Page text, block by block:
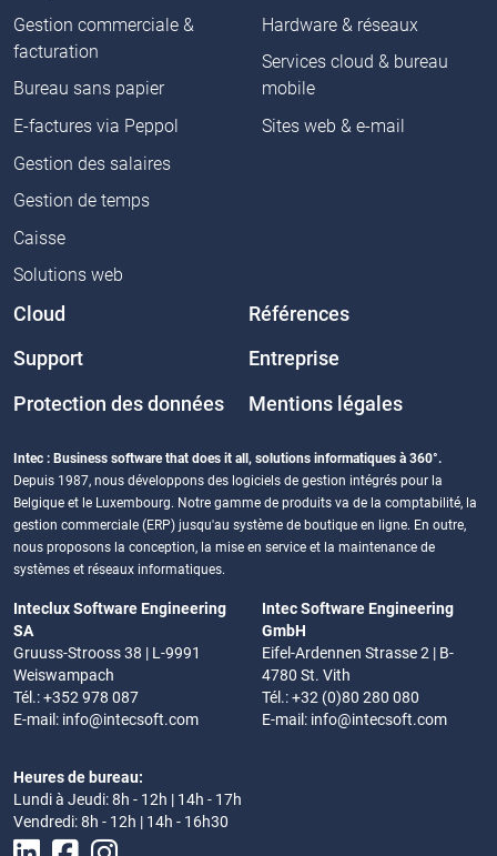
Gestion commerciale &
facturation
Bureau sans papier
E-factures via Peppol
Gestion des salaires
Gestion de temps
Caisse
Solutions web
Hardware & réseaux
Services cloud & bureau
mobile
Sites web & e-mail
Cloud Références
Support Entreprise
Protection des données Mentions légales
Intec : Business software that does it all, solutions informatiques à 360°.
Depuis 1987, nous développons des logiciels de gestion intégrés pour la
Belgique et le Luxembourg. Notre gamme de produits va de la comptabilité, la
gestion commerciale (ERP) jusqu'au système de boutique en ligne. En outre,
nous proposons la conception, la mise en service et la maintenance de
systèmes et réseaux informatiques.
Inteclux Software Engineering
SA
Gruuss-Strooss 38 | L-9991
Weiswampach
Tél.: +352 978 087
E-mail: info@intecsoft.com
Intec Software Engineering
GmbH
Eifel-Ardennen Strasse 2 | B-
4780 St. Vith
Tél.: +32 (0)80 280 080
E-mail: info@intecsoft.com
Heures de bureau:
Lundi à Jeudi: 8h - 12h | 14h - 17h
Vendredi: 8h - 12h | 14h - 16h30